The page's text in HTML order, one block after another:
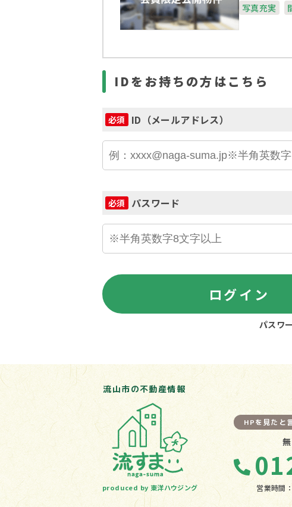
写真充実
IDをお持ちの方はこちら
必須 ID（メールアドレス）
必須 パスワード
ログイン
パスワ
流山市の不動産情報
produced by 東洋ハウジング
HPを見たと
営業時間